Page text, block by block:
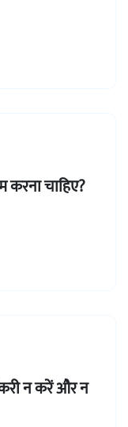
चाहिए?
न करें और न